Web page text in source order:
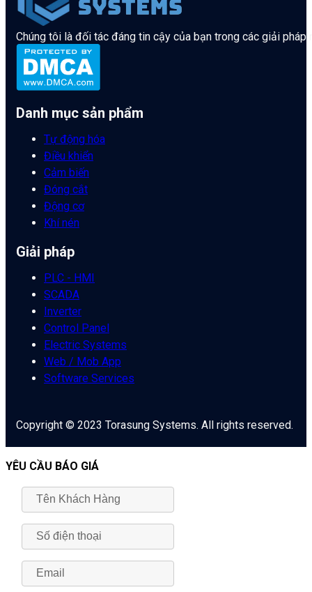
Chúng tôi là đối tác đáng tin cậy của bạn trong các giải pháp
Danh mục sản phẩm
Tự động hóa
Điều khiển
Cảm biến
Đóng cắt
Động cơ
Khí nén
Giải pháp
PLC - HMI
SCADA
Inverter
Control Panel
Electric Systems
Web / Mob App
Software Services
Copyright © 2023 Torasung Systems. All rights reserved.
YÊU CẦU BÁO GIÁ